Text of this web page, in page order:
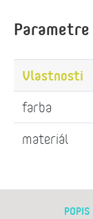
Parametre
Vlastnosti
farba
materiál
POPIS